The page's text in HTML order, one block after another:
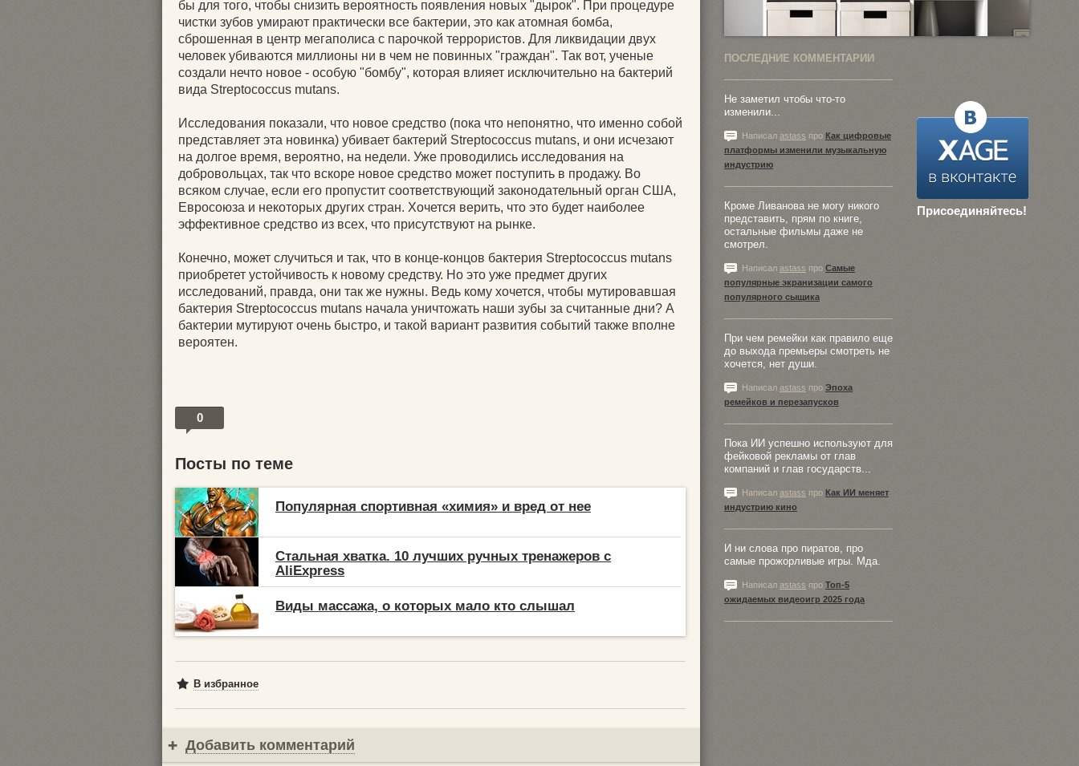
бы для того, чтобы снизить вероятность появления новых "дырок". При процедуре
чистки зубов умирают практически все бактерии, это как атомная бомба,
сброшенная в центр мегаполиса с парочкой террористов. Для ликвидации двух
человек убиваются миллионы ни в чем не повинных "граждан". Так вот, ученые
создали нечто новое - особую "бомбу", которая влияет исключительно на бактерий
вида Streptococcus mutans.
Исследования показали, что новое средство (пока что непонятно, что именно собой
представляет эта новинка) убивает бактерий Streptococcus mutans, и они исчезают
на долгое время, вероятно, на недели. Уже проводились исследования на
добровольцах, так что вскоре новое средство может поступить в продажу. Во
всяком случае, если его пропустит соответствующий законодательный орган США,
Евросоюза и некоторых других стран. Хочется верить, что это будет наиболее
эффективное средство из всех, что присутствуют на рынке.
Конечно, может случиться и так, что в конце-концов бактерия Streptococcus mutans
приобретет устойчивость к новому средству. Но это уже предмет других
исследований, правда, они так же нужны. Ведь кому хочется, чтобы мутировавшая
бактерия Streptococcus mutans начала уничтожать наши зубы за считанные дни? А
бактерии мутируют очень быстро, и такой вариант развития событий также вполне
вероятен.
0
Посты по теме
Популярная спортивная «химия» и вред от нее
Стальная хватка. 10 лучших ручных тренажеров с
AliExpress
Виды массажа, о которых мало кто слышал
В избранное
Добавить комментарий
ПОСЛЕДНИЕ КОММЕНТАРИИ
Присоединяйтесь!
Не заметил чтобы что-то
изменили...
Написал astass про Как цифровые
платформы изменили музыкальную
индустрию
Кроме Ливанова не могу никого
представить, прям по книге,
остальные фильмы даже не
смотрел.
Написал astass про Самые
популярные экранизации самого
популярного сыщика
При чем ремейки как правило еще
до выхода премьеры смотреть не
хочется, нет души.
Написал astass про Эпоха
ремейков и перезапусков
Пока ИИ успешно используют для
фейковой рекламы от глав
компаний и глав государств...
Написал astass про Как ИИ меняет
индустрию кино
И ни слова про пиратов, про
самые прожорливые игры. Мда.
Написал astass про Топ-5
ожидаемых видеоигр 2025 года